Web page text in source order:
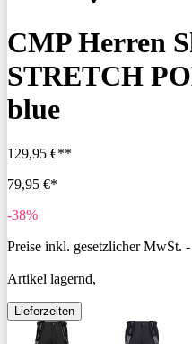
CMP Herren
STRETCH
blue
129,95 €**
79,95 €*
-38%
Preise inkl. gesetzlicher MwSt. -
Artikel lagernd,
Lieferzeiten